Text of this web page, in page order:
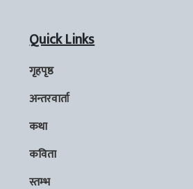
Quick Links
गृहपृष्ठ
अन्तरवार्ता
कथा
कविता
स्तम्भ